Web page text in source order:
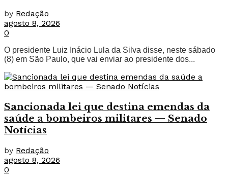
by Redação
agosto 8, 2026
0
O presidente Luiz Inácio Lula da Silva disse, neste sábado
(8) em São Paulo, que vai enviar ao presidente dos...
Sancionada lei que destina emendas da
saúde a bombeiros militares — Senado
Notícias
by Redação
agosto 8, 2026
0